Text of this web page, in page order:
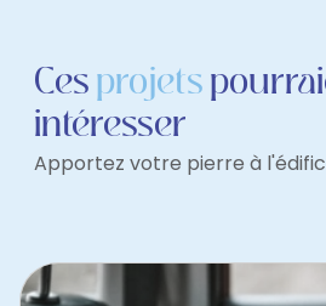
Cesprojets
intéresser
Apportez votre pierre à